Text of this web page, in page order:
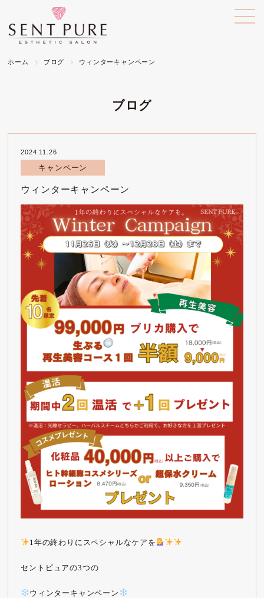
ホーム ブログ ウィンターキャンペーン
ブログ
2024.11.26
キャンペーン
ウィンターキャンペーン
1年の終わりにスペシャルなケアを
セントピュアの3つの
ウィンターキャンペーン